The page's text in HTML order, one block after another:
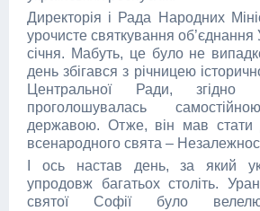
Директорія і Рада Народних
урочисте святкування
січ­ня. Мабуть, це було не
день збігався з річницею
Цент­ральної Ради,
проголошувалась
державою. Отже, він мав стати
всенародного свята –
І ось настав день, за який
упродовж багатьох століть.
святої Софії було